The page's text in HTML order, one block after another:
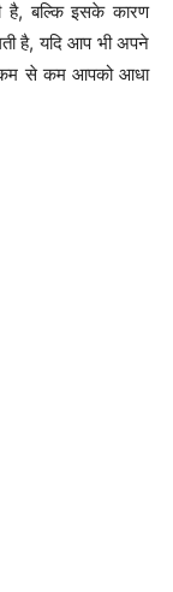
बल्कि इसके कारण
है, यदि आप भी अपने
कम से कम आपको आधा